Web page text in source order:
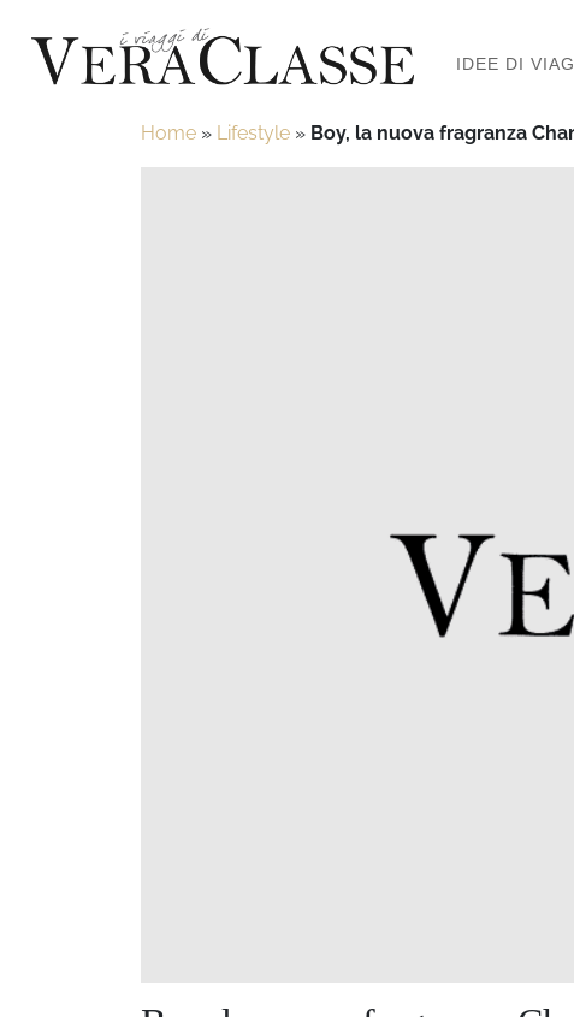
IDEE DI
Home » Lifestyle » Boy, la nuova fragranza